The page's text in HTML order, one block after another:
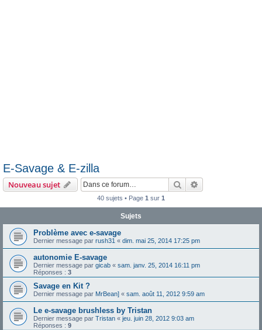
E-Savage & E-zilla
Nouveau sujet Rechercher
40 sujets • Page 1 sur 1
Sujets
Problème avec e-savage
Dernier message par rush31 « dim. mai 25, 2014 17:25 pm
autonomie E-savage
Dernier message par gicab « sam. janv. 25, 2014 16:11 pm
Réponses : 3
Savage en Kit ?
Dernier message par MrBean] « sam. août 11, 2012 9:59 am
Le e-savage brushless by Tristan
Dernier message par Tristan « jeu. juin 28, 2012 9:03 am
Réponses : 9